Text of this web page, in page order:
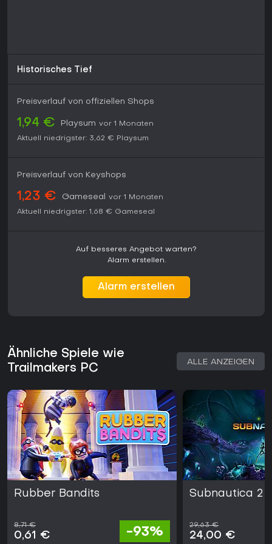
Historisches Tief
Preisverlauf von offiziellen Shops
1,94 € Playsum vor 1 Monaten
Aktuell niedrigster: 3,62 € Playsum
Preisverlauf von Keyshops
1,23 € Gameseal
vor 1 Monaten
Aktuell niedrigster: 1,68 € Gameseal
Auf besseres Angebot warten?
Alarm erstellen.
Alarm erstellen
Ähnliche Spiele wie
Trailmakers PC
ALLE ANZEIGEN
Rubber Bandits
8,71 €
0,61 € -93%
Subnautica 2
29,63 €
24,00 €